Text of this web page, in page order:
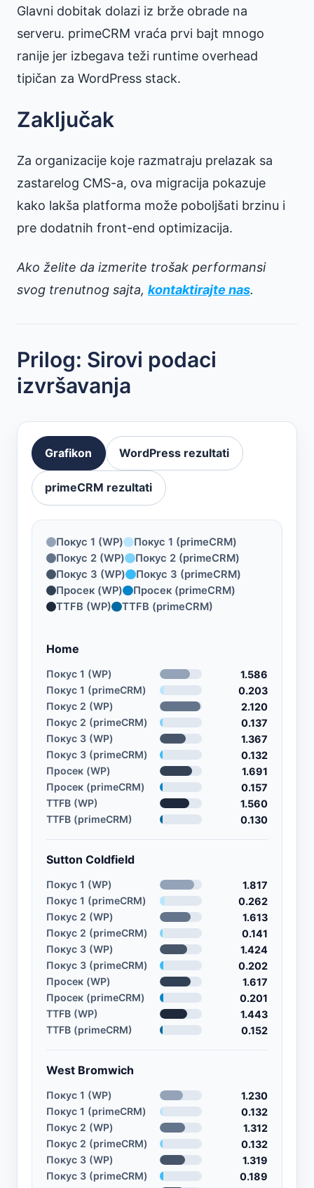
Glavni dobitak dolazi iz brže obrade na
serveru. primeCRM vraća prvi bajt mnogo
ranije jer izbegava teži runtime overhead
tipičan za WordPress stack.
Zaključak
Za organizacije koje razmatraju prelazak sa
zastarelog CMS-a, ova migracija pokazuje
kako lakša platforma može poboljšati brzinu i
pre dodatnih front-end optimizacija.
Ako želite da izmerite trošak performansi
svog trenutnog sajta, kontaktirajte nas.
Prilog: Sirovi podaci
izvršavanja
Grafikon WordPress rezultati
primeCRM rezultati
Покус 1 (WP)
Покус 1 (primeCRM)
Покус 2 (WP)
Покус 2 (primeCRM)
Покус 3 (WP)
Покус 3 (primeCRM)
Просек (WP)
Просек (primeCRM)
TTFB (WP)
TTFB (primeCRM)
Home
Покус 1 (WP)
1.586
Покус 1 (primeCRM)
0.203
Покус 2 (WP)
2.120
Покус 2 (primeCRM)
0.137
Покус 3 (WP)
1.367
Покус 3 (primeCRM)
0.132
Просек (WP)
1.691
Просек (primeCRM)
0.157
TTFB (WP)
1.560
TTFB (primeCRM)
0.130
Sutton Coldfield
Покус 1 (WP)
1.817
Покус 1 (primeCRM)
0.262
Покус 2 (WP)
1.613
Покус 2 (primeCRM)
0.141
Покус 3 (WP)
1.424
Покус 3 (primeCRM)
0.202
Просек (WP)
1.617
Просек (primeCRM)
0.201
TTFB (WP)
1.443
TTFB (primeCRM)
0.152
West Bromwich
Покус 1 (WP)
1.230
Покус 1 (primeCRM)
0.132
Покус 2 (WP)
1.312
Покус 2 (primeCRM)
0.132
Покус 3 (WP)
1.319
Покус 3 (primeCRM)
0.189